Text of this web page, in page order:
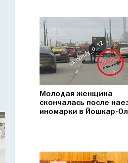
Молодая женщина
скончалась после
иномарки в Йошкар-